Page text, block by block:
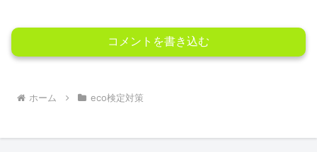
コメントを書き込む
ホーム eco検定対策